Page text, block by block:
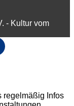
- Kultur vom
regelmäßig Infos